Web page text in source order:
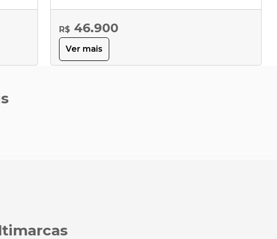
R$ 46.900
Ver mais